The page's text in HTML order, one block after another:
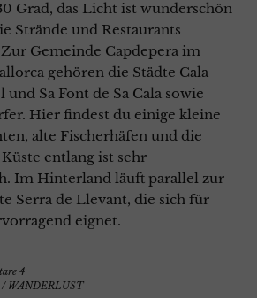
Grad, das Licht ist wunderschön
Strände und Restaurants
Gemeinde Capdepera im
gehören die Städte Cala
und Sa Font de Sa Cala sowie
Hier findest du einige kleine
alte Fischerhäfen und die
entlang ist sehr
Im Hinterland läuft parallel zur
Serra de Llevant, die sich für
eignet.
4
/ WANDERLUST